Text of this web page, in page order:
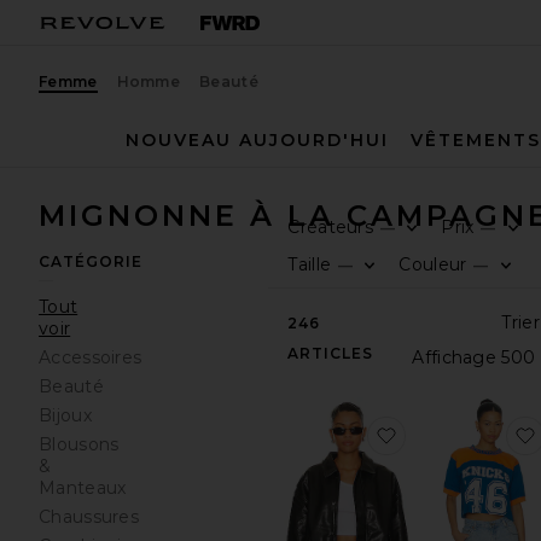
Femme Homme Beauté
NOUVEAU AUJOURD'HUI
VÊTEMENTS
MIGNONNE À LA
CATÉGORIE
Tout
voir
Accessoires
Beauté
Bijoux
Blousons
&
Manteaux
Chaussures
Créateurs—
Prix—
Taille —
Couleur —
246
ARTICLES
ajouter aux